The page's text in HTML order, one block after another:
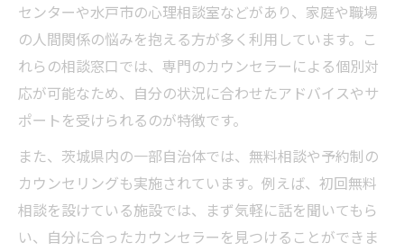
センターや水戸市の心理相談室などがあり、家庭や職場
の人間関係の悩みを抱える方が多く利用しています。こ
れらの相談窓口では、専門のカウンセラーによる個別対
応が可能なため、自分の状況に合わせたアドバイスやサ
ポートを受けられるのが特徴です。
また、茨城県内の一部自治体では、無料相談や予約制の
カウンセリングも実施されています。例えば、初回無料
相談を設けている施設では、まず気軽に話を聞いてもら
い、自分に合ったカウンセラーを見つけることができま